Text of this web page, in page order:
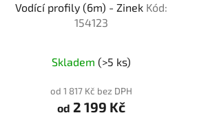
Vodící profily (6m) - Zinek Kód:
154123
Skladem(>5 ks)
od 1 817 Kč bez DPH
od 2 199 Kč